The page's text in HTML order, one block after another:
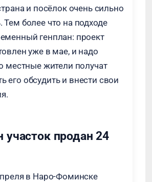
и посёлок очень сильно
Тем более что на подходе
генплан: проект
уже в мае, и надо
местные жители получат
его обсудить и внести свои
продан 24
в Наро-Фоминске